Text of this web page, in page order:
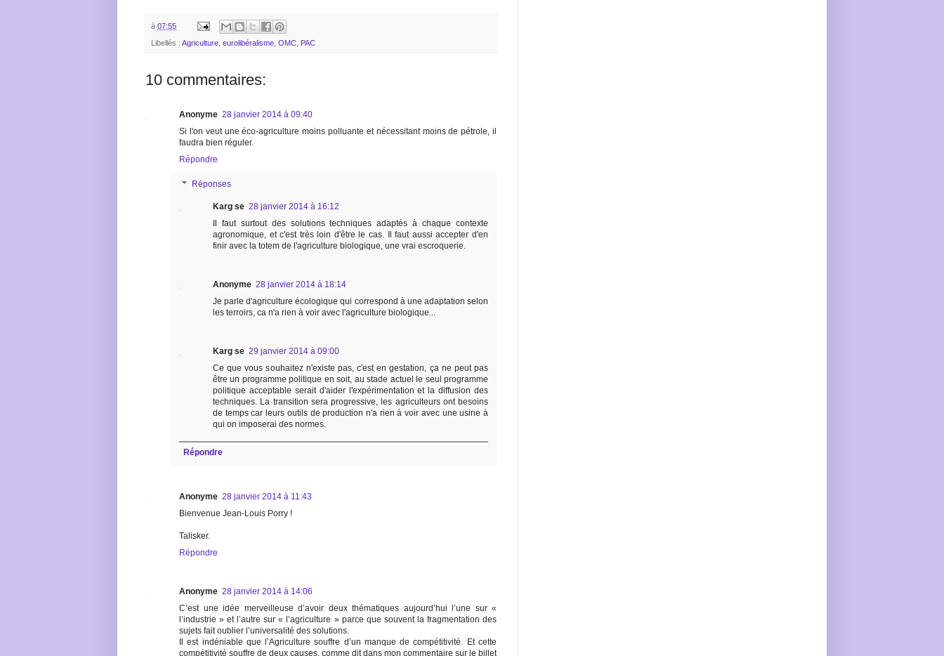
à 07:55
Libellés : Agriculture eurolibéralisme OMC PAC
10 commentaires:
Anonyme 28 janvier 2014 à 09:40
Si l'on veut une éco-agriculture moins polluante et nécessitant moins de pétrole, il
faudra bien réguler.
Répondre
Réponses
Karg se 28 janvier 2014 à 16:12
Il faut surtout des solutions techniques adaptés à chaque contexte
agronomique, et c'est très loin d'être le cas. Il faut aussi accepter d'en
finir avec la totem de l'agriculture biologique, une vrai escroquerie.
Anonyme 28 janvier 2014 à 18:14
Je parle d'agriculture écologique qui correspond à une adaptation selon
les terroirs, ca n'a rien à voir avec l'agriculture biologique...
Karg se 29 janvier 2014 à 09:00
Ce que vous souhaitez n'existe pas, c'est en gestation, ça ne peut pas
être un programme politique en soit, au stade actuel le seul programme
politique acceptable serait d'aider l'expérimentation et la diffusion des
techniques. La transition sera progressive, les agriculteurs ont besoins
de temps car leurs outils de production n'a rien à voir avec une usine à
qui on imposerai des normes.
Répondre
Anonyme 28 janvier 2014 à 11:43
Bienvenue Jean-Louis Porry !
Talisker.
Répondre
Anonyme 28 janvier 2014 à 14:06
C’est une idée merveilleuse d’avoir deux thématiques aujourd’hui l’une sur «
l’industrie » et l’autre sur « l’agriculture » parce que souvent la fragmentation des
sujets fait oublier l’universalité des solutions.
Il est indéniable que l’Agriculture souffre d’un manque de compétitivité. Et cette
compétitivité souffre de deux causes, comme dit dans mon commentaire sur le billet